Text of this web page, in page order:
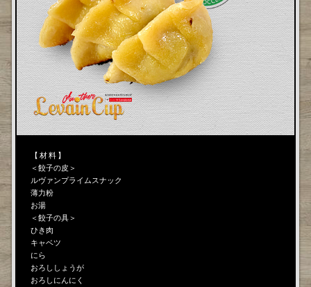
【 材 料 】
＜餃子の皮＞
ルヴァンプライムスナック
薄力粉
お湯
＜餃子の具＞
ひき肉
キャベツ
にら
おろししょうが
おろしにんにく